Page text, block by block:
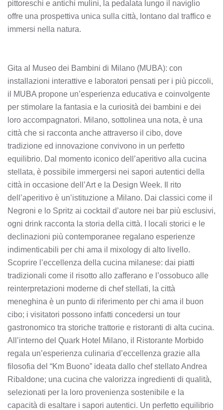
pittoreschi e antichi mulini, la pedalata lungo il naviglio
offre una prospettiva unica sulla città, lontano dal traffico e
immersi nella natura.
Gita al Museo dei Bambini di Milano (MUBA): con
installazioni interattive e laboratori pensati per i più piccoli,
il MUBA propone un’esperienza educativa e coinvolgente
per stimolare la fantasia e la curiosità dei bambini e dei
loro accompagnatori. Milano, sottolinea una nota, è una
città che si racconta anche attraverso il cibo, dove
tradizione ed innovazione convivono in un perfetto
equilibrio. Dal momento iconico dell’aperitivo alla cucina
stellata, è possibile immergersi nei sapori autentici della
città in occasione dell’Art e la Design Week. Il rito
dell’aperitivo è un’istituzione a Milano. Dai classici come il
Negroni e lo Spritz ai cocktail d’autore nei bar più esclusivi,
ogni drink racconta la storia della città. I locali storici e le
declinazioni più contemporanee regalano esperienze
indimenticabili per chi ama il mixology di alto livello.
Scoprire l’eccellenza della cucina milanese: dai piatti
tradizionali come il risotto allo zafferano e l’ossobuco alle
reinterpretazioni moderne di chef stellati, la città
meneghina è un punto di riferimento per chi ama il buon
cibo; i visitatori possono infatti concedersi un tour
gastronomico tra storiche trattorie e ristoranti di alta cucina.
All’interno del Quark Hotel Milano, il Ristorante Morbido
regala un’esperienza culinaria d’eccellenza grazie alla
filosofia del “Km Buono” ideata dallo chef stellato Andrea
Ribaldone; una cucina che valorizza ingredienti di qualità,
selezionati per la loro provenienza sostenibile e la
capacità di esaltare i sapori autentici. Un perfetto equilibrio